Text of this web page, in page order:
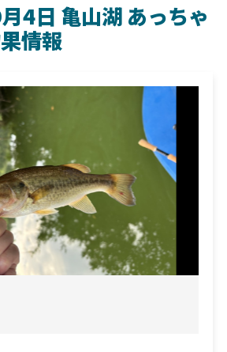
4日 亀山湖 あっちゃ
情報